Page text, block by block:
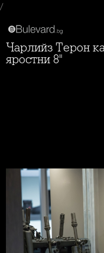
/
Чарлийз Терон като злодейка в "Бързи и
яростни 8"